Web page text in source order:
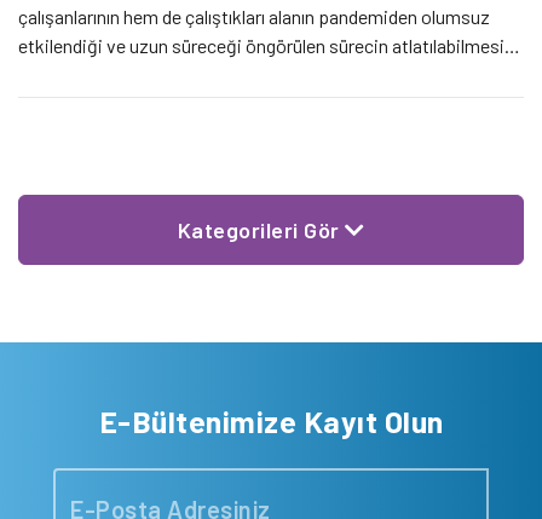
çalışanlarının hem de çalıştıkları alanın pandemiden olumsuz
etkilendiği ve uzun süreceği öngörülen sürecin atlatılabilmesi
Kategorileri Gör
E-Bültenimize Kayıt Olun